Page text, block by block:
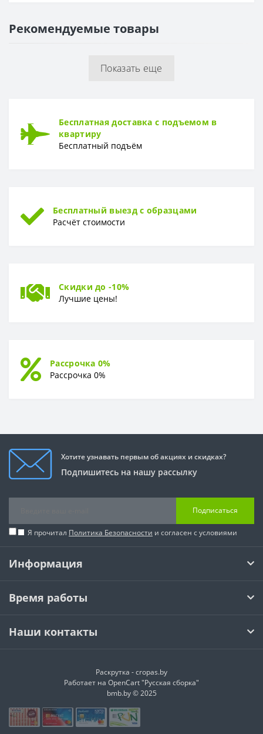
Рекомендуемые товары
Показать еще
Бесплатная доставка с подъемом в
квартиру
Бесплатный подъём
Бесплатный выезд с образцами
Расчёт стоимости
Скидки до -10%
Лучшие цены!
Рассрочка 0%
Рассрочка 0%
Хотите узнавать первым об акциях и скидках?
Подпишитесь на нашу рассылку
Подписаться
Я прочитал Политика Безопасности и согласен с условиями
Информация
Время работы
Наши контакты
Раскрутка -cropas.by
Работает на OpenCart "Русская сборка"
bmb.by © 2025